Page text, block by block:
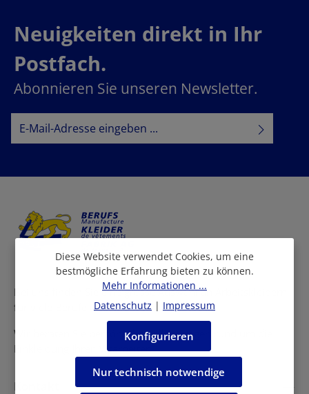
Neuigkeiten direkt in Ihr
Postfach.
Abonnieren Sie unseren Newsletter.
E-Mail-Adresse*
Ich habe dieDatenschutzbestimmungenzur Kenntnis
Bei uns finden Sie eine grosse Auswahl an Arbeitskleidern
für viele Berufe und Branchen.
Wir beraten Sie persönlich in allen Fragen rund um die
Einkleidung Ihrer Mitarbeiter.
Kontakt
Diese Website verwendet Cookies, um eine
bestmögliche Erfahrung bieten zu können.
Mehr Informationen ...
Datenschutz | Impressum
Nur technisch notwendige
Konfigurieren